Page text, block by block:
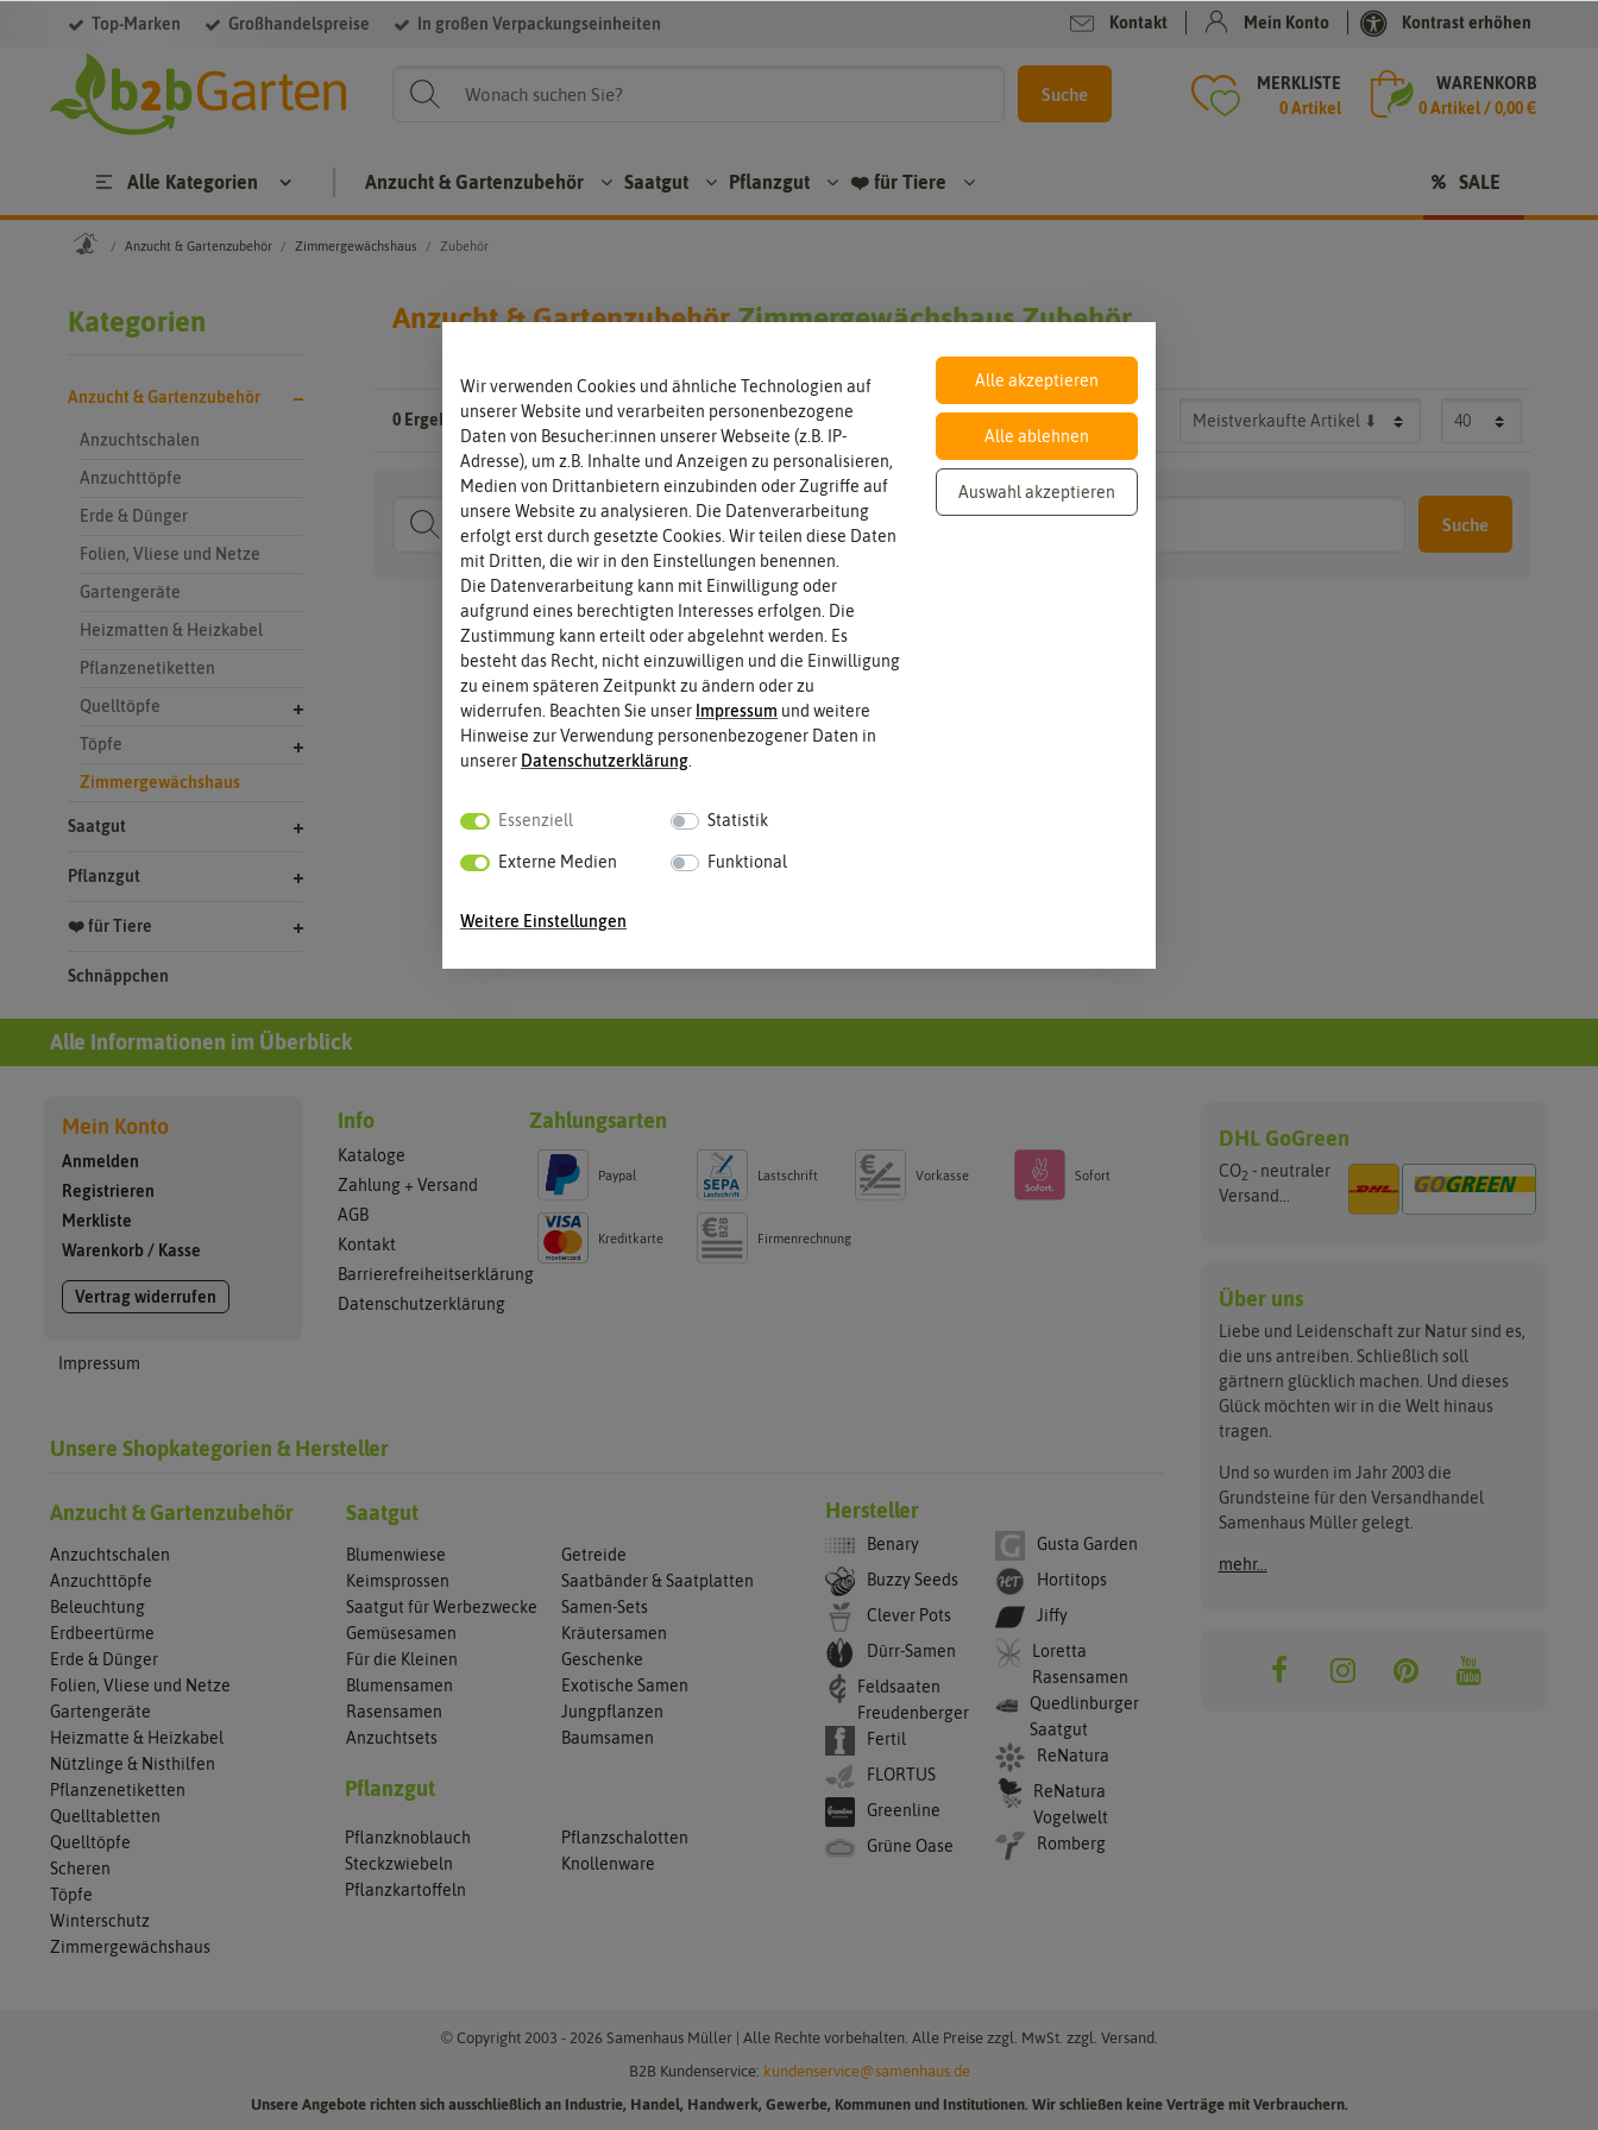
Top-Marken Großhandelspreise In großen Verpackungseinheiten Kontakt Mein Konto Kontrast erhöhen
Suche
MERKLISTE
0 Artikel
WARENKORB
0Artikel /0,00 €
Alle Kategorien Anzucht & Gartenzubehör Saatgut Pflanzgut ❤️ für Tiere SALE
Anzucht & Gartenzubehör Zimmergewächshaus Zubehör
Kategorien
Anzucht & Gartenzubehör
Anzuchtschalen
Anzuchttöpfe
Erde & Dünger
Folien, Vliese und Netze
Gartengeräte
Heizmatten & Heizkabel
Pflanzenetiketten
Quelltöpfe
Töpfe
Zimmergewächshaus
Saatgut
Pflanzgut
❤️ für Tiere
Schnäppchen
Anzucht & GartenzubehörZimmergewächshaus Zubehör
0 ErgebnisseGefunden in Zubehör
Suche
Filter
Alle Informationen im Überblick
Mein Konto
Anmelden
Registrieren
Merkliste
Warenkorb / Kasse
Vertrag widerrufen
Impressum
Info
Kataloge
Zahlung + Versand
AGB
Kontakt
Barrierefreiheitserklärung
Datenschutzerklärung
Zahlungsarten
Paypal Lastschrift Vorkasse Sofort
Kreditkarte Firmenrechnung
Unsere Shopkategorien & Hersteller
Anzucht & Gartenzubehör
Anzuchtschalen
Anzuchttöpfe
Beleuchtung
Erdbeertürme
Erde & Dünger
Folien, Vliese und Netze
Gartengeräte
Heizmatte & Heizkabel
Nützlinge & Nisthilfen
Pflanzenetiketten
Quelltabletten
Quelltöpfe
Scheren
Töpfe
Winterschutz
Zimmergewächshaus
Saatgut
Blumenwiese
Getreide
Keimsprossen
Saatbänder & Saatplatten
Saatgut für Werbezwecke
Samen-Sets
Gemüsesamen
Kräutersamen
Für die Kleinen
Geschenke
Blumensamen
Exotische Samen
Rasensamen
Jungpflanzen
Anzuchtsets
Baumsamen
Pflanzgut
Pflanzknoblauch
Pflanzschalotten
Steckzwiebeln
Knollenware
Pflanzkartoffeln
Hersteller
Benary
Buzzy Seeds
Clever Pots
Dürr-Samen
Feldsaaten
Freudenberger
Fertil
FLORTUS
Greenline
Grüne Oase
Gusta Garden
Hortitops
Jiffy
Loretta
Rasensamen
Quedlinburger
Saatgut
ReNatura
ReNatura
Vogelwelt
Romberg
DHL GoGreen
CO2 - neutraler
Versand...
Über uns
Liebe und Leidenschaft zur Natur sind es,
die uns antreiben. Schließlich soll
gärtnern glücklich machen. Und dieses
Glück möchten wir in die Welt hinaus
tragen.
Und so wurden im Jahr 2003 die
Grundsteine für den Versandhandel
Samenhaus Müller gelegt.
mehr...
© Copyright 2003 - 2026 Samenhaus Müller | Alle Rechte vorbehalten. Alle Preise zzgl. MwSt. zzgl. Versand.
B2B Kundenservice: kundenservice@samenhaus.de
Unsere Angebote richten sich ausschließlich an Industrie, Handel, Handwerk, Gewerbe, Kommunen und Institutionen. Wir schließen keine Verträge mit Verbrauchern.
Wir verwenden Cookies und ähnliche Technologien auf
unserer Website und verarbeiten personenbezogene
Daten von Besucher:innen unserer Webseite (z.B. IP-
Adresse), um z.B. Inhalte und Anzeigen zu personalisieren,
Medien von Drittanbietern einzubinden oder Zugriffe auf
unsere Website zu analysieren. Die Datenverarbeitung
erfolgt erst durch gesetzte Cookies. Wir teilen diese Daten
mit Dritten, die wir in den Einstellungen benennen.
Die Datenverarbeitung kann mit Einwilligung oder
aufgrund eines berechtigten Interesses erfolgen. Die
Zustimmung kann erteilt oder abgelehnt werden. Es
besteht das Recht, nicht einzuwilligen und die Einwilligung
zu einem späteren Zeitpunkt zu ändern oder zu
widerrufen. Beachten Sie unser Impressum und weitere
Hinweise zur Verwendung personenbezogener Daten in
unserer Daten­schutz­erklärung
Essenziell Statistik
Externe Medien Funktional
Weitere Einstellungen
Alle akzeptieren
Alle ablehnen
Auswahl akzeptieren